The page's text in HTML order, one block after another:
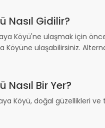
Nasıl Gidilir?
Köyü'ne ulaşmak için
Köyüne ulaşabilirsiniz.
Bir Yer?
Köyü, doğal güzellikleri